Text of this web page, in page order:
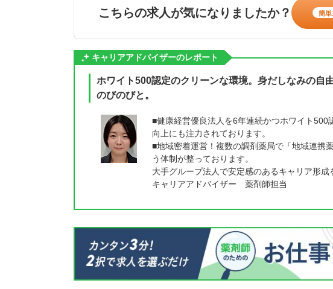
こちらの求人が気になりましたか？ 簡単
キャリアアドバイザーのレポート
ホワイト500認定のクリーンな環境。身だしなみの自
のびのびと。
■健康経営優良法人を6年連続かつホワイト
向上にも注力されております。
■地域密着運営！複数の調剤薬局で「地域連携
う体制が整っております。
大手グループ法人で安定感のあるキャリア形成
キャリアアドバイザー 薬剤師担当